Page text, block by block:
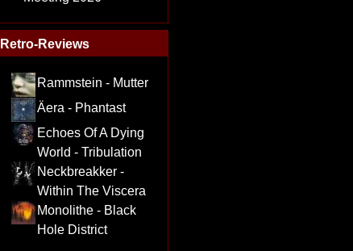
Retro-Reviews
Rammstein - Mutter
Äera - Phantast
Echoes Of A Dying
World - Tribulation
Neckbreakker -
Within The Viscera
Monolithe - Black
Hole District